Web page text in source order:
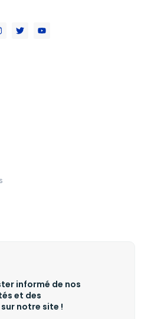
informé de nos
et des
notre site !